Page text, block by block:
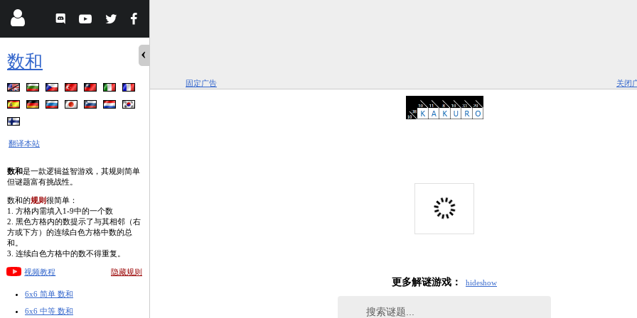
数和
翻译本站
数和是一款逻辑益智游戏，其规则简单
但谜题富有挑战性。
数和的规则很简单：
1. 方格内需填入1-9中的一个数
2. 黑色方格内的数提示了与其相邻（右
方或下方）的连续白色方格中数的总
和。
3. 连续白色方格中的数不得重复。
视频教程 隐藏规则
6x6 简单 数和
6x6 中等 数和
固定广告 关闭
更多解谜游戏： hideshow